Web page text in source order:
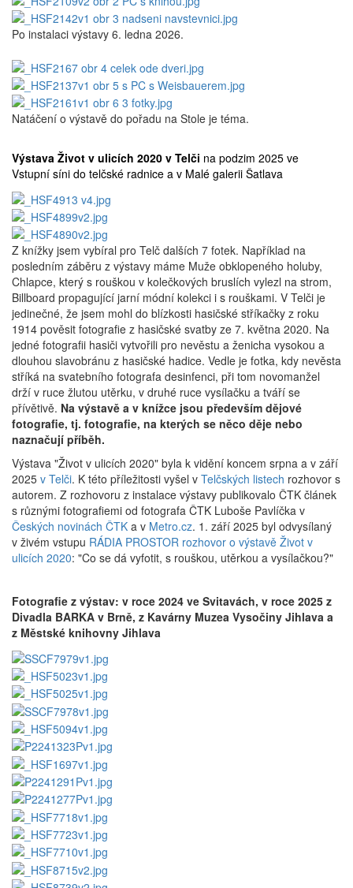
Po instalaci výstavy 6. ledna 2026.
Natáčení o výstavě do pořadu na Stole je téma.
Výstava Život v ulicích 2020 v Telči na podzim 2025 ve
Vstupní síni do telčské radnice a v Malé galerii Šatlava
Z knížky jsem vybíral pro Telč dalších 7 fotek. Například na
posledním záběru z výstavy máme Muže obklopeného holuby,
Chlapce, který s rouškou v kolečkových bruslích vylezl na strom,
Billboard propagující jarní módní kolekci i s rouškami. V Telči je
jedinečné, že jsem mohl do blízkosti hasičské stříkačky z roku
1914 pověsit fotografie z hasičské svatby ze 7. května 2020. Na
jedné fotografii hasiči vytvořili pro nevěstu a ženicha vysokou a
dlouhou slavobránu z hasičské hadice. Vedle je fotka, kdy nevěsta
stříká na svatebního fotografa desinfenci, při tom novomanžel
drží v ruce žlutou utěrku, v druhé ruce vysílačku a tváří se
přívětivě. Na výstavě a v knížce jsou především dějové
fotografie, tj. fotografie, na kterých se něco děje nebo
naznačují příběh.
Výstava "Život v ulicích 2020" byla k vidění koncem srpna a v září
2025 v Telči. K této příležitosti vyšel v Telčských listech rozhovor s
autorem. Z rozhovoru z instalace výstavy publikovalo ČTK článek
s různými fotografiemi od fotografa ČTK Luboše Pavlíčka v
Českých novinách ČTK a v Metro.cz. 1. září 2025 byl odvysílaný
v živém vstupu RÁDIA PROSTOR rozhovor o výstavě Život v
ulicích 2020: "Co se dá vyfotit, s rouškou, utěrkou a vysílačkou?"
Fotografie z výstav: v roce 2024 ve Svitavách, v roce 2025 z
Divadla BARKA v Brně, z Kavárny Muzea Vysočiny Jihlava a
z Městské knihovny Jihlava